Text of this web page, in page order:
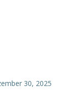
30, 2025